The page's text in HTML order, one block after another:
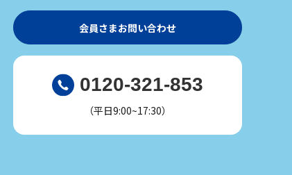
会員さまお問い合わせ
0120-321-853
（平日9:00~17:30）